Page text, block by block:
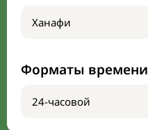
Форматы времени